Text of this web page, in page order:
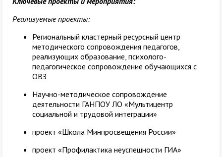
Реализуемые проекты:
Региональный кластерный ресурсный центр
методического сопровождения педагогов,
реализующих образование, психолого-
педагогическое сопровождение обучающихся с
ОВЗ
Научно-методическое сопровождение
деятельности ГАНПОУ ЛО «Мультицентр
социальной и трудовой интеграции»
проект «Школа Минпросвещения России»
проект «Профилактика неуспешности ГИА»